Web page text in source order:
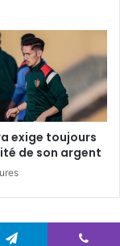
exige toujours
de son argent